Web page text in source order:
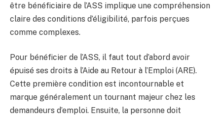
être bénéficiaire de l’ASS implique une compréhension
claire des conditions d’éligibilité, parfois perçues
comme complexes.
Pour bénéficier de l’ASS, il faut tout d’abord avoir
épuisé ses droits à l’Aide au Retour à l’Emploi (ARE).
Cette première condition est incontournable et
marque généralement un tournant majeur chez les
demandeurs d’emploi. Ensuite, la personne doit